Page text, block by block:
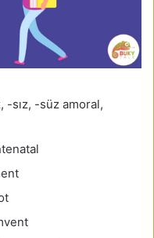
-sız, -süz amoral,